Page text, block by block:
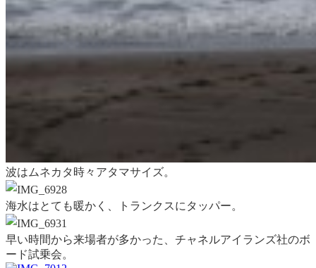
波はムネカタ時々アタマサイズ。
海水はとても暖かく、トランクスにタッパー。
早い時間から来場者が多かった、チャネルアイランズ社のボ
ード試乗会。